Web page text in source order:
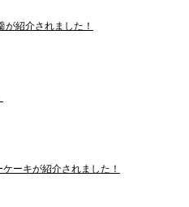
紹介されました！
ーキが紹介されました！